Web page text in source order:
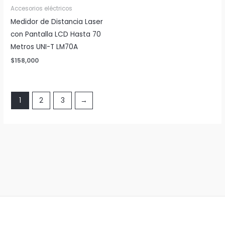
Accesorios eléctricos
Medidor de Distancia Laser
con Pantalla LCD Hasta 70
Metros UNI-T LM70A
$158,000
1 2 3 →